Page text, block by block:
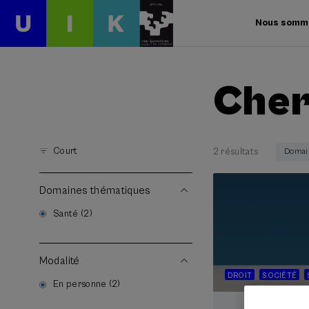
Nous
Court
Domaines thématiques
Santé (2)
Modalité
En personne (2)
2 résultats
DROIT SOCIÉTÉ